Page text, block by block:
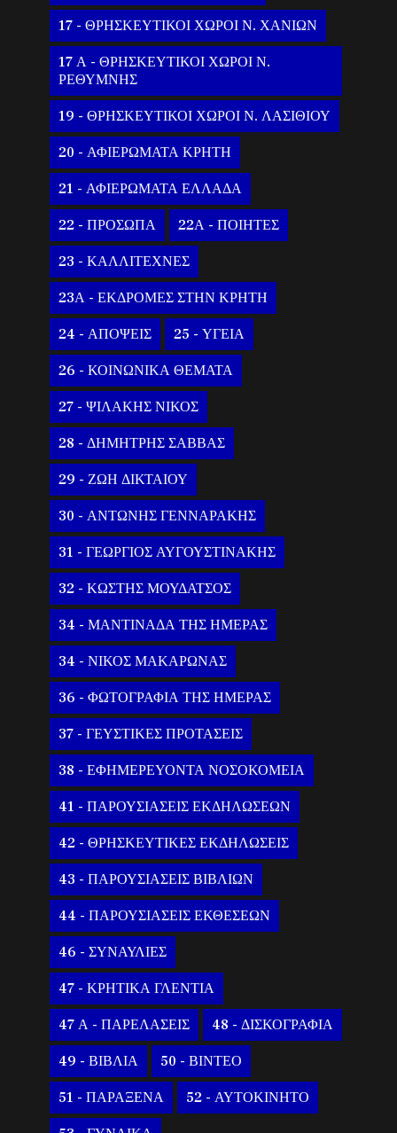
17 - ΘΡΗΣΚΕΥΤΙΚΟΙ ΧΩΡΟΙ Ν. ΧΑΝΙΩΝ
17 Α - ΘΡΗΣΚΕΥΤΙΚΟΙ ΧΩΡΟΙ Ν.
ΡΕΘΥΜΝΗΣ
19 - ΘΡΗΣΚΕΥΤΙΚΟΙ ΧΩΡΟΙ Ν. ΛΑΣΙΘΙΟΥ
20 - ΑΦΙΕΡΩΜΑΤΑ ΚΡΗΤΗ
21 - ΑΦΙΕΡΩΜΑΤΑ ΕΛΛΑΔΑ
22 - ΠΡΟΣΩΠΑ 22Α - ΠΟΙΗΤΕΣ
23 - ΚΑΛΛΙΤΕΧΝΕΣ
23Α - ΕΚΔΡΟΜΕΣ ΣΤΗΝ ΚΡΗΤΗ
24 - ΑΠΟΨΕΙΣ 25 - ΥΓΕΙΑ
26 - ΚΟΙΝΩΝΙΚΑ ΘΕΜΑΤΑ
27 - ΨΙΛΑΚΗΣ ΝΙΚΟΣ
28 - ΔΗΜΗΤΡΗΣ ΣΑΒΒΑΣ
29 - ΖΩΗ ΔΙΚΤΑΙΟΥ
30 - ΑΝΤΩΝΗΣ ΓΕΝΝΑΡΑΚΗΣ
31 - ΓΕΩΡΓΙΟΣ ΑΥΓΟΥΣΤΙΝΑΚΗΣ
32 - ΚΩΣΤΗΣ ΜΟΥΔΑΤΣΟΣ
34 - ΜΑΝΤΙΝΑΔΑ ΤΗΣ ΗΜΕΡΑΣ
34 - ΝΙΚΟΣ ΜΑΚΑΡΩΝΑΣ
36 - ΦΩΤΟΓΡΑΦΙΑ ΤΗΣ ΗΜΕΡΑΣ
37 - ΓΕΥΣΤΙΚΕΣ ΠΡΟΤΑΣΕΙΣ
38 - ΕΦΗΜΕΡΕΥΟΝΤΑ ΝΟΣΟΚΟΜΕΙΑ
41 - ΠΑΡΟΥΣΙΑΣΕΙΣ ΕΚΔΗΛΩΣΕΩΝ
42 - ΘΡΗΣΚΕΥΤΙΚΕΣ ΕΚΔΗΛΩΣΕΙΣ
43 - ΠΑΡΟΥΣΙΑΣΕΙΣ ΒΙΒΛΙΩΝ
44 - ΠΑΡΟΥΣΙΑΣΕΙΣ ΕΚΘΕΣΕΩΝ
46 - ΣΥΝΑΥΛΙΕΣ
47 - ΚΡΗΤΙΚΑ ΓΛΕΝΤΙΑ
47 Α - ΠΑΡΕΛΑΣΕΙΣ 48 - ΔΙΣΚΟΓΡΑΦΙΑ
49 - ΒΙΒΛΙΑ 50 - ΒΙΝΤΕΟ
51 - ΠΑΡΑΞΕΝΑ 52 - ΑΥΤΟΚΙΝΗΤΟ